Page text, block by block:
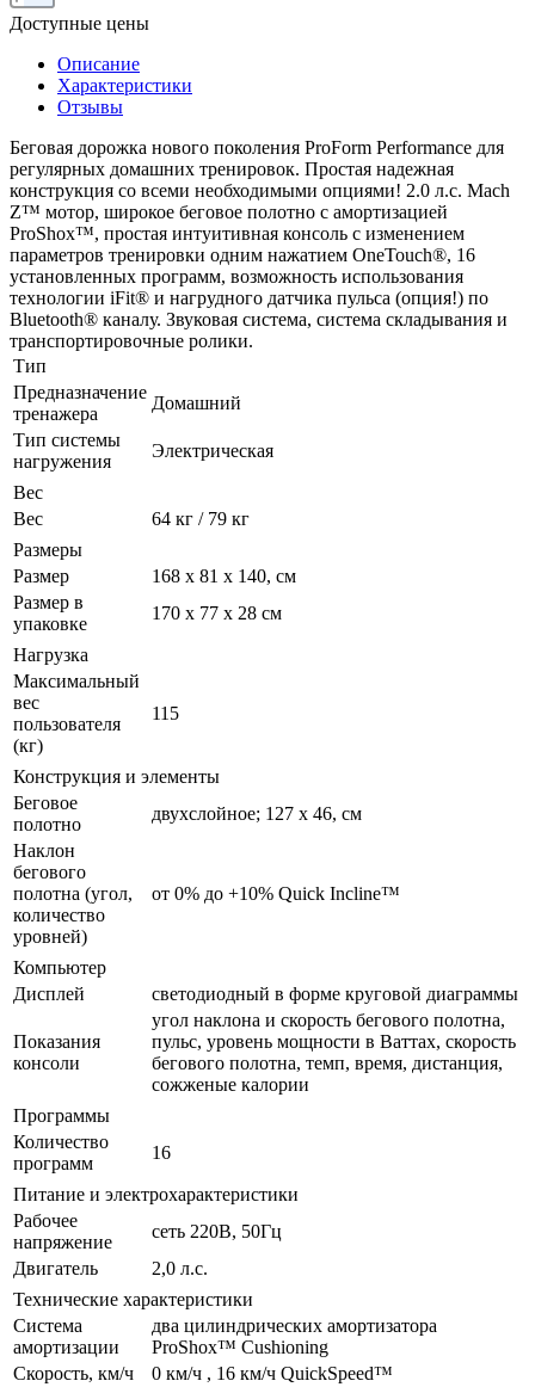
Доступные цены
Описание
Характеристики
Отзывы
Беговая дорожка нового поколения ProForm Performance для
регулярных домашних тренировок. Простая надежная
конструкция со всеми необходимыми опциями! 2.0 л.с. Mach
Z™ мотор, широкое беговое полотно с амортизацией
ProShox™, простая интуитивная консоль с изменением
параметров тренировки одним нажатием OneTouch®, 16
установленных программ, возможность использования
технологии iFit® и нагрудного датчика пульса (опция!) по
Bluetooth® каналу. Звуковая система, система складывания и
транспортировочные ролики.
Тип
Предназначение
тренажера
Домашний
Тип системы
нагружения
Электрическая
Вес
Вес
64 кг / 79 кг
Размеры
Размер
168 х 81 х 140, см
Размер в
упаковке
170 х 77 х 28 см
Нагрузка
Максимальный
вес
пользователя
(кг)
115
Конструкция и элементы
Беговое
полотно
двухслойное; 127 х 46, см
Наклон
бегового
полотна (угол,
количество
уровней)
от 0% до +10% Quick Incline™
Компьютер
Дисплей
светодиодный в форме круговой диаграммы
Показания
консоли
угол наклона и скорость бегового полотна,
пульс, уровень мощности в Ваттах, скорость
бегового полотна, темп, время, дистанция,
сожженые калории
Программы
Количество
программ
16
Питание и электрохарактеристики
Рабочее
напряжение
сеть 220В, 50Гц
Двигатель
2,0 л.с.
Технические характеристики
Система
амортизации
два цилиндрических амортизатора
ProShox™ Cushioning
Скорость, км/ч
0 км/ч , 16 км/ч QuickSpeed™